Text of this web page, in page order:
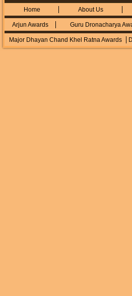
Home About Us
Arjun Awards Guru Dronacharya
Major Dhayan Chand Khel Ratna Awards